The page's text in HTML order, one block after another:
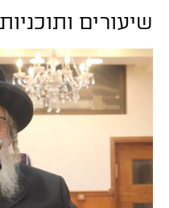
שיעורים